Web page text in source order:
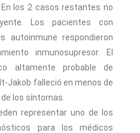
los 2 casos restantes no
Los pacientes con
autoinmune respondieron
inmunosupresor. El
altamente probable de
Jakob falleció en menos de
los síntomas.
representar uno de los
para los médicos